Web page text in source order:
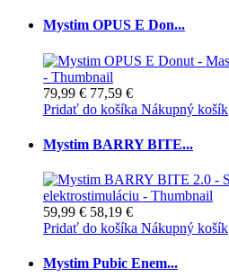
Mystim OPUS E Don...
79,99 € 77,59 €
Pridať do košíka Nákupný košík
Mystim BARRY BITE...
59,99 € 58,19 €
Pridať do košíka Nákupný košík
Mystim Pubic Enem...